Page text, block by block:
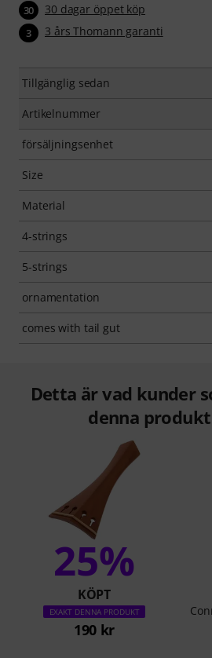
30 30 dagar öppet köp
3 3 års Thomann garanti
Tillgänglig sedan
Artikelnummer
försäljningsenhet
Size
Material
4-strings
5-strings
ornamentation
comes with tail gut
Detta är vad kunder
denna
25%
KÖPT
EXAKT DENNA PRODUKT
190 kr